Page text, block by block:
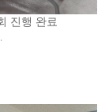
진행 완료